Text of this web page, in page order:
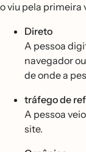
o viu pela primeira
Direto
A pessoa
navegador
de onde a
tráfego de
A pessoa
site.